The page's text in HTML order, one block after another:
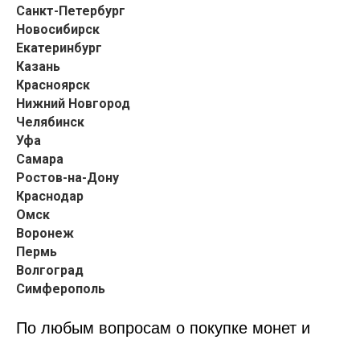
Санкт-Петербург
Новосибирск
Екатеринбург
Казань
Красноярск
Нижний Новгород
Челябинск
Уфа
Самара
Ростов-на-Дону
Краснодар
Омск
Воронеж
Пермь
Волгоград
Симферополь
По любым вопросам о покупке монет и